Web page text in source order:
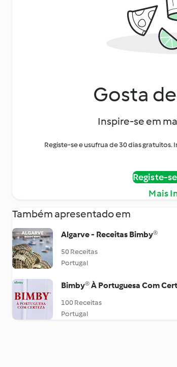
Gosta
Inspire-se em
Registe-se e usufrua de 30 dias
Registe-
Mais
Também apresentado em
Algarve - Receitas Bimby®
50 Receitas
Portugal
Bimby® À Portuguesa Com
100 Receitas
Portugal